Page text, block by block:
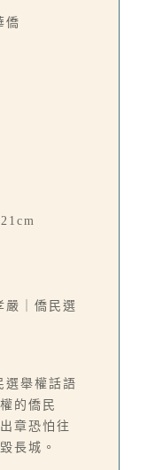
僑
嚴｜僑民選
選舉權話語
的僑民
章恐怕往
長城。